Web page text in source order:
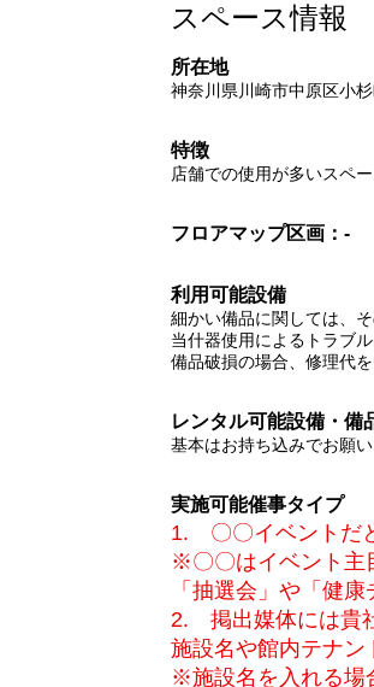
スペース情報
所在地
神奈川県川崎市中原区小
特徴
店舗での使用が多いスペ
フロアマップ区画：-
利用可能設備
細かい備品に関しては、
当什器使用によるトラブ
備品破損の場合、修理代
レンタル可能設備・備
基本はお持ち込みでお願い
実施可能催事タイプ
1. 〇〇イベントだ
※〇〇はイベント主
「抽選会」や「健
2. 掲出媒体には貴
施設名や館内テナン
※施設名を入れる場